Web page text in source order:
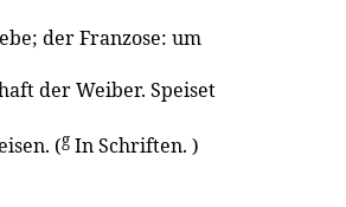
der Franzose: um
der Weiber. Speiset
(g In Schriften. )